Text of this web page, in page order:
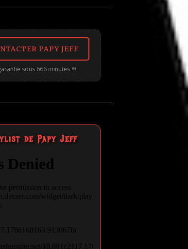
PAPY JEFF
sous 666 minutes 🤘
de Papy Jeff